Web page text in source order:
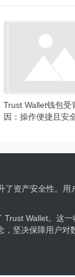
Trust Wallet钱包受
因：操作便捷且安
资产安全性。
Wallet。这
坚决保障用户对